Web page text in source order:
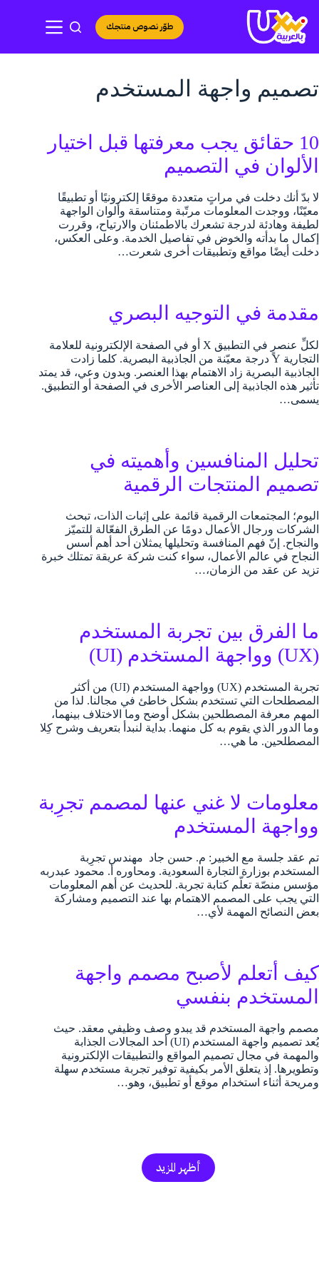
إلى
المحتوى
طوّر نصوص منتجك
تصميم واجهة المستخدم
10 حقائق يجب معرفتها قبل اختيار
الألوان في التصميم
لا بدّ أنك دخلت في مراتٍ متعددة موقعًا إلكترونيًا أو تطبيقًا
معيّنًا، ووجدت المعلومات مرتّبة ومتناسقة وألوان الواجهة
لطيفة وهادئة لدرجة تشعرك بالاطمئنان والارتياح، وقررت
إكمال ما بدأته والخوض في تفاصيل الخدمة. وعلى العكس،
دخلت أيضًا مواقع وتطبيقات أخرى شعرت…
مقدمة في التوجيه البصري
لكلِّ عنصرٍ في التطبيق X أو في الصفحة الإلكترونية للعلامة
التجارية Y درجة معيّنة من الجاذبية البصرية. كلما زادت
الجاذبية البصرية زاد الاهتمام بهذا العنصر. وبدون وعي، قد يمتد
تأثير هذه الجاذبية إلى العناصر الأخرى في الصفحة أو التطبيق.
يسمى…
تحليل المنافسين وأهميته في
تصميم المنتجات الرقمية
اليوم؛ المجتمعات الرقمية قائمة على إثبات الذات، تبحث
الشركات ورجال الأعمال دومًا عن الطرق الفعّالة للتميّز
والنجاح. إنّ فهم المنافسة وتحليلها يمثلان أحد أهم أسس
النجاح في عالم الأعمال، سواء كنت شركة عريقة تمتلك خبرة
تزيد عن عقد من الزمان،…
ما الفرق بين تجربة المستخدم
(UX) وواجهة المستخدم (UI)
تجربة المستخدم (UX) وواجهة المستخدم (UI) من أكثر
المصطلحات التي تستخدم بشكل خاطئ في مجالنا. لذا من
المهم معرفة المصطلحين بشكل أوضح وما الاختلاف بينهما،
وما الدور الذي يقوم به كل منهما. بداية لنبدأ بتعريف وشرح كِلا
المصطلحين. ما هي…
معلومات لا غني عنها لمصمم تجرِبة
وواجهة المستخدم
تم عقد جلسة مع الخبير: م. حسن جاد مهندس تجرِبة
المستخدم بوزارة التجارة السعودية. ومحاوره أ. محمود عبدربه
مؤسس منصّة تعلّم كتابة تجربة. للحديث عن أهم المعلومات
التي يجب على المصمم الاهتمام بها عند التصميم ومشاركة
بعض النصائح المهمة لأي…
كيف أتعلم لأصبح مصمم واجهة
المستخدم بنفسي
مصمم واجهة المستخدم قد يبدو وصف وظيفي معقد. حيث
يُعد تصميم واجهة المستخدم (UI) أحد المجالات الجذابة
والمهمة في مجال تصميم المواقع والتطبيقات الإلكترونية
وتطويرها. إذ يتعلق الأمر بكيفية توفير تجربة مستخدم سهلة
ومريحة أثناء استخدام موقع أو تطبيق، وهو…
أظهر المزيد